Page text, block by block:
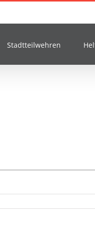
Stadtteilwehren